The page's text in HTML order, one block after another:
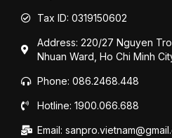
Tax ID: 0319150602
Address: 220/27 Nguyen
Nhuan Ward, Ho Chi Minh
Phone: 086.2468.448
Hotline: 1900.066.688
Email: